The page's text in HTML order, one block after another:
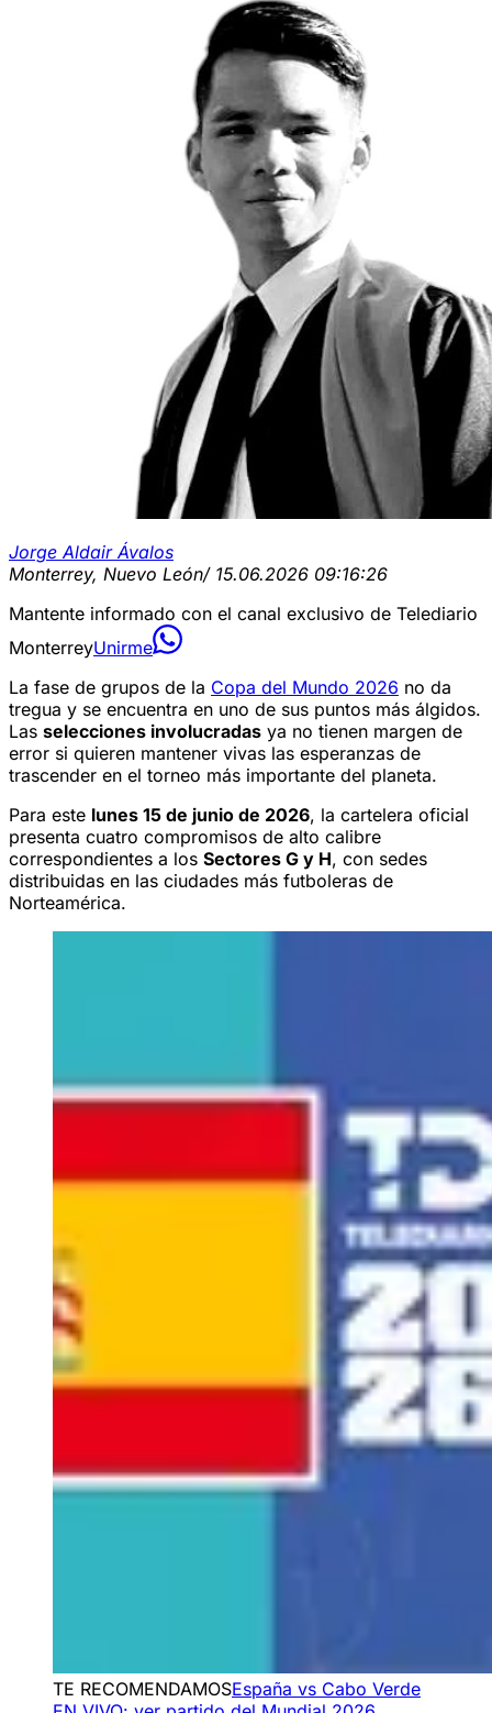
Jorge Aldair Ávalos
Monterrey, Nuevo León/ 15.06.2026 09:16:26
Mantente informado con el canal exclusivo de Telediario
MonterreyUnirme
La fase de grupos de la Copa del Mundo 2026 no da
tregua y se encuentra en uno de sus puntos más álgidos.
Las selecciones involucradas ya no tienen margen de
error si quieren mantener vivas las esperanzas de
trascender en el torneo más importante del planeta.
Para este lunes 15 de junio de 2026, la cartelera oficial
presenta cuatro compromisos de alto calibre
correspondientes a los Sectores G y H, con sedes
distribuidas en las ciudades más futboleras de
Norteamérica.
TE RECOMENDAMOSEspaña vs Cabo Verde